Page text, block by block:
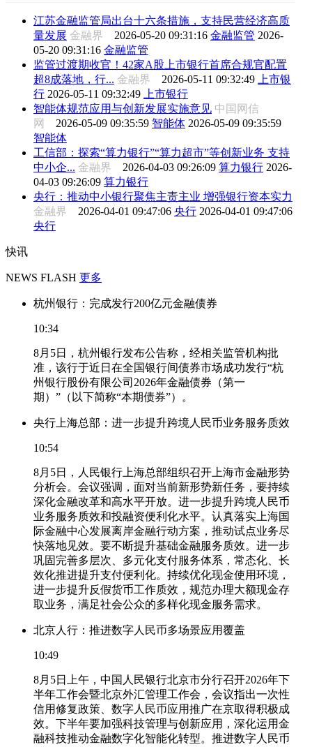
江苏金融监管局出台十六条措施，支持民营经济高质
量发展 金融界 2026-05-20 09:31:16 金融监管 2026-
05-20 09:31:16 金融监管
监管过渡期收官！42家A股上市银行首席合规官配置
超8成落地，行... 金融界 2026-05-11 09:32:49
上市银
行 2026-05-11 09:32:49
上市银行
智能体规范应用与创新发展实施意见 中国网信
网 2026-05-09 09:35:59 智能体 2026-05-09 09:35:59
智能体
工信部：探索“算力银行”“算力超市”等创新业务 支持
中小企... 金融界 2026-04-03 09:26:09 算力银行 2026-
04-03 09:26:09 算力银行
央行：推动中小银行聚焦主责主业 增强银行资本实力
金融界 2026-04-01 09:47:06 央行 2026-04-01 09:47:06
央行
快讯
NEWS FLASH 更多
杭州银行：完成发行200亿元金融债券
10:34
8月5日，杭州银行发布公告称，经相关监管机构批
准，该行于近日在全国银行间债券市场成功发行“杭
州银行股份有限公司2026年金融债券（第一
期）”（以下简称“本期债券”）。
央行上海总部：进一步提升跨境人民币业务服务质效
10:54
8月5日，人民银行上海总部组织召开上海市金融形势
分析会。会议强调，面对当前新形势新任务，要持续
深化金融改革和高水平开放。进一步提升跨境人民币
业务服务质效和投融资便利化水平。认真落实上海国
际金融中心发展离岸金融行动方案，推动试点业务尽
快落地见效。要不断提升基础金融服务质效。进一步
巩固完善多层次、多元化支付服务体系，常态化、长
效化推进提升支付便利化。持续优化现金使用环境，
进一步提升反假货币工作质效，规范办理大额现金存
取业务，满足社会公众的多样化现金服务需求。
北京人行：推进数字人民币多场景应用覆盖
10:49
8月5日上午，中国人民银行北京市分行召开2026年下
半年工作会暨北京外汇管理工作会，会议指出一次性
信用修复政策、数字人民币应用推广在京取得积极成
效。下半年要加强科技管理与创新应用，深化运用金
融科技推动金融数字化智能化转型。推进数字人民币